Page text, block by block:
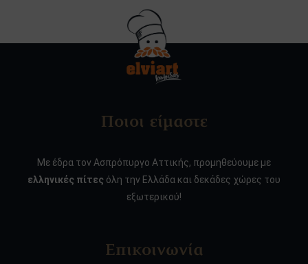
Ποιοι είμαστε
Με έδρα τον Ασπρόπυργο Αττικής, προμηθεύουμε με
ελληνικές πίτες όλη την Ελλάδα και δεκάδες χώρες του
εξωτερικού!
Επικοινωνία